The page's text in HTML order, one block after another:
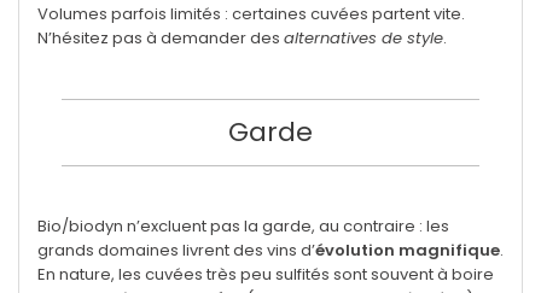
Volumes parfois limités : certaines cuvées partent vite.
N’hésitez pas à demander des alternatives de style.
Garde
Bio/biodyn n’excluent pas la garde, au contraire : les
grands domaines livrent des vins d’évolution magnifique.
En nature, les cuvées très peu sulfités sont souvent à boire